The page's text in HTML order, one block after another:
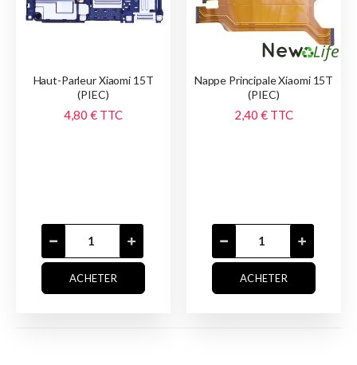
Haut-Parleur Xiaomi 15T
(PIEC)
4,80 € TTC
ACHETER
Nappe Principale Xiaomi 15T
(PIEC)
2,40 € TTC
ACHETER